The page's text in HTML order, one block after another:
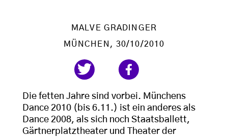
MALVE GRADINGER
MÜNCHEN , 30/10/2010
Die fetten Jahre sind vorbei. Münchens
Dance 2010 (bis 6.11.) ist ein anderes als
Dance 2008, als sich noch Staatsballett,
Gärtnerplatztheater und Theater der